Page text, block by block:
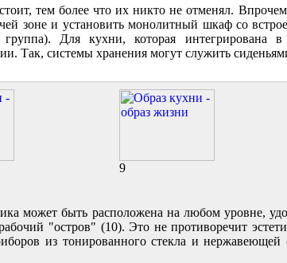
тем более что их никто не отменял.
зоне и установить монолитный шкаф со
группа). Для кухни, которая интегрирована
Так, системы хранения могут служить
9
может быть расположена на любом уровне,
"остров" (10). Это не противоречит
из тонированного стекла и